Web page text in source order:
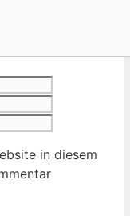
in diesem